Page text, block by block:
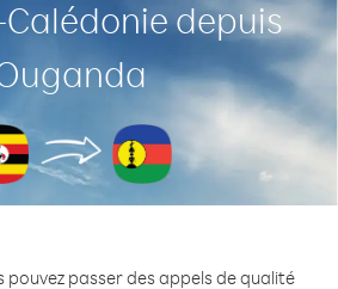
depuis
pouvez passer des appels de qualité